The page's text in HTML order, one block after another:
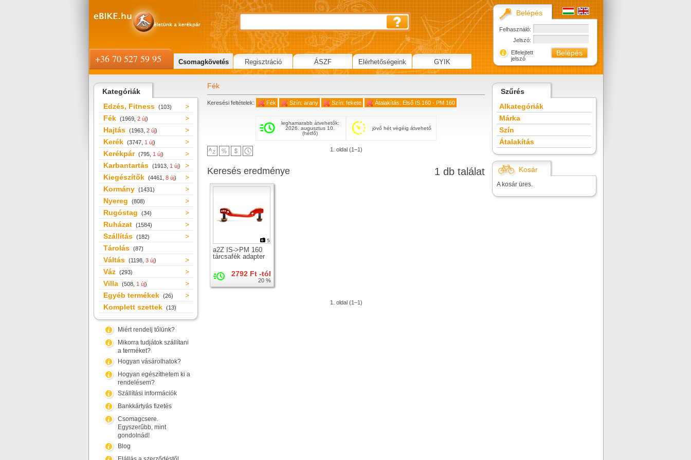
Kategóriák
Edzés, Fitness (103)
Fék (1969, 2 új)
Hajtás (1963, 2 új)
Kerék (3747, 1 új)
Kerékpár (795, 1 új)
Karbantartás (1913, 1 új)
Kiegészítők (4461, 8 új)
Kormány (1431)
Nyereg (808)
Rugóstag (34)
Ruházat (1584)
Szállítás (182)
Tárolás (87)
Váltás (1198, 3 új)
Váz (293)
Villa (508, 1 új)
Egyéb termékek (26)
Komplett szettek (13)
Miért rendelj tőlünk?
Mikorra tudjátok szállítani
a terméket?
Hogyan vásárolhatok?
Hogyan egészíthetem ki a
rendelésem?
Szállítási információk
Bankkártyás fizetés
Csomagcsere.
Egyszerűbb, mint
gondolnád!
Blog
Fék
Keresési feltételek: Fék Szín: arany Szín: fekete Átalakítás: Első IS 160 - PM 160
leghamarabb átvehetők:
2026. augusztus 10.
(hétfő)
jövő hét végéig átvehető
1. oldal (1–1)
1 db találat
Keresés eredménye
5
a2Z IS->PM 160
tárcsafék adapter
2792 Ft -tól
20 %
1. oldal (1–1)
Szűrés
Alkategóriák
Márka
Szín
Átalakítás
Kosár
A kosár üres.
Belépés
Felhasználó:
Jelszó:
Elfelejtett
jelszó
+36 70 527 59 95 Csomagkövetés Regisztráció ÁSZF Elérhetőségeink GYIK